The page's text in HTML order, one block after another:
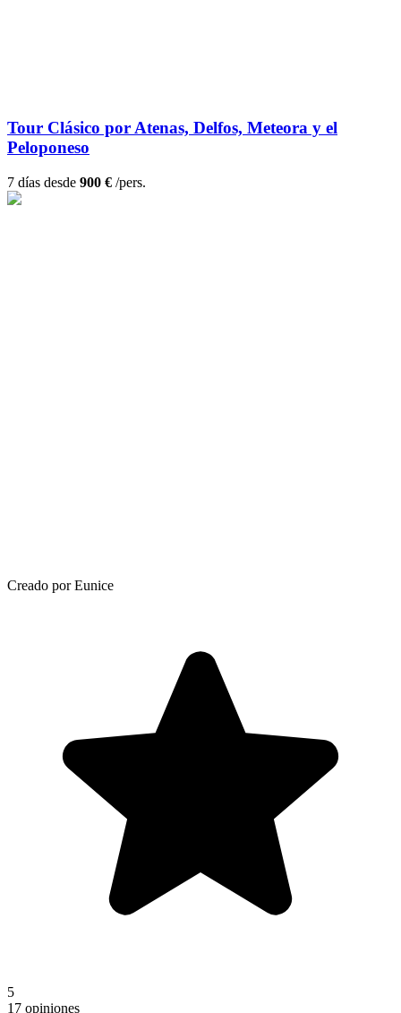
Tour Clásico por Atenas, Delfos, Meteora y el
Peloponeso
7 días desde 900 € /pers.
Creado por Eunice
5
17 opiniones